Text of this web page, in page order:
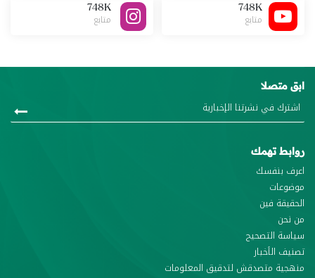
748K
متابع
748K
متابع
ابق متصلا
روابط تهمك
اعرف بنفسك
موضوعات
الحقيقة فين
من نحن
سياسة التصحيح
تصنيف الأخبار
منهجية متصدقش لتدقيق المعلومات